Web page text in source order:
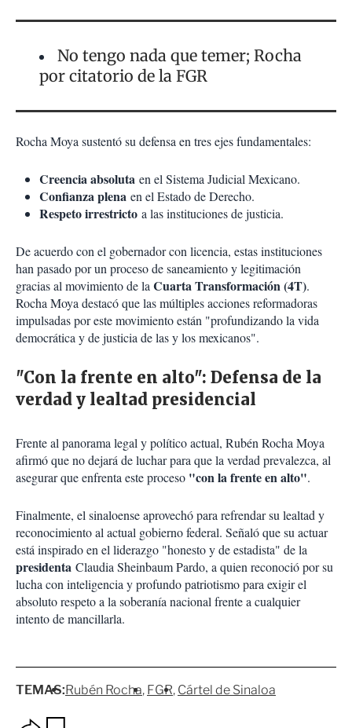
No tengo nada que temer; Rocha
por citatorio de la FGR
Rocha Moya sustentó su defensa en tres ejes fundamentales:
Creencia absoluta en el Sistema Judicial Mexicano.
Confianza plena en el Estado de Derecho.
Respeto irrestricto a las instituciones de justicia.
De acuerdo con el gobernador con licencia, estas instituciones
han pasado por un proceso de saneamiento y legitimación
gracias al movimiento de laCuarta Transformación (4T).
Rocha Moya destacó que las múltiples acciones reformadoras
impulsadas por este movimiento están "profundizando la vida
democrática y de justicia de las y los mexicanos".
"Con la frente en alto": Defensa de la
verdad y lealtad presidencial
Frente al panorama legal y político actual, Rubén Rocha Moya
afirmó que no dejará de luchar para que la verdad prevalezca, al
asegurar que enfrenta este proceso "con la frente en alto".
Finalmente, el sinaloense aprovechó para refrendar su lealtad y
reconocimiento al actual gobierno federal. Señaló que su actuar
está inspirado en el liderazgo "honesto y de estadista" de la
presidenta Claudia Sheinbaum Pardo, a quien reconoció por su
lucha con inteligencia y profundo patriotismo para exigir el
absoluto respeto a la soberanía nacional frente a cualquier
intento de mancillarla.
TEMAS: Rubén Rocha FGR Cártel de Sinaloa